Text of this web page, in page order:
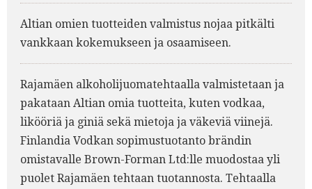
Altian omien tuotteiden valmistus nojaa pitkälti
vankkaan kokemukseen ja osaamiseen.
Rajamäen alkoholijuomatehtaalla valmistetaan ja
pakataan Altian omia tuotteita, kuten vodkaa,
likööriä ja giniä sekä mietoja ja väkeviä viinejä.
Finlandia Vodkan sopimustuotanto brändin
omistavalle Brown-Forman Ltd:lle muodostaa yli
puolet Rajamäen tehtaan tuotannosta. Tehtaalla